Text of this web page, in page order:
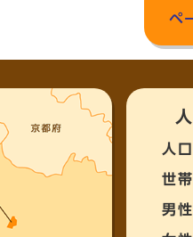
ペ
人口
世帯
男性